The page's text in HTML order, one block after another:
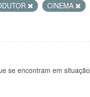
CINEMA
se encontram em situação